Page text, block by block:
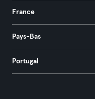
France
Pays-Bas
Portugal